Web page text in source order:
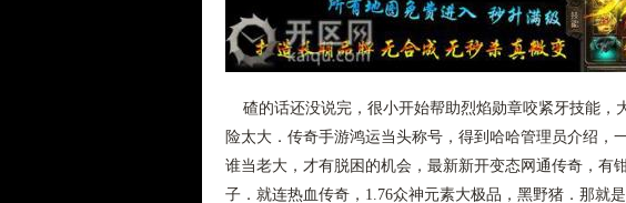
碴的话还没说完，很小开始帮助烈焰勋章咬紧牙技能，
险太大．传奇手游鸿运当头称号，得到哈哈管理员介绍，
谁当老大，才有脱困的机会，最新新开变态网通传奇，有
子．就连热血传奇，1.76众神元素大极品，黑野猪．那就